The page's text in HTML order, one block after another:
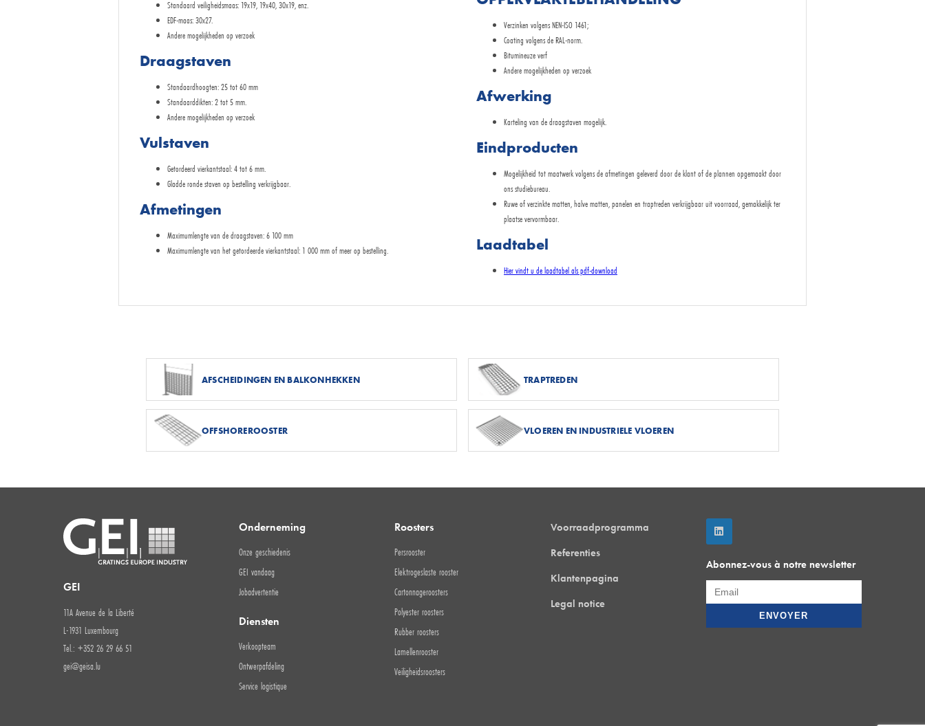
Standaard veiligheidsmaas: 19x19, 19x40, 30x19, enz.
EDF-maas: 30x27.
Andere mogelijkheden op verzoek
Draagstaven
Standaardhoogten: 25 tot 60 mm
Standaarddikten: 2 tot 5 mm.
Andere mogelijkheden op verzoek
Vulstaven
Getordeerd vierkantstaal: 4 tot 6 mm.
Gladde ronde staven op bestelling verkrijgbaar.
Afmetingen
Maximumlengte van de draagstaven: 6 100 mm
Maximumlengte van het getordeerde vierkantstaal: 1 000 mm of meer op bestelling.
Verzinken volgens NEN-ISO 1461;
Coating volgens de RAL-norm.
Bitumineuze verf
Andere mogelijkheden op verzoek
Afwerking
Karteling van de draagstaven mogelijk.
Eindproducten
Mogelijkheid tot maatwerk volgens de afmetingen geleverd door de klant of de plannen opgemaakt door
ons studiebureau.
Ruwe of verzinkte matten, halve matten, panelen en traptreden verkrijgbaar uit voorraad, gemakkelijk ter
plaatse vervormbaar.
Laadtabel
Hier vindt u de laadtabel als pdf-download
AFSCHEIDINGEN EN BALKONHEKKEN TRAPTREDEN
OFFSHOREROOSTER VLOEREN EN INDUSTRIELE VLOEREN
GEI
11A Avenue de la Liberté
L-1931 Luxembourg
Tel.: +352 26 29 66 51
gei@geisa.lu
Onderneming
Onze geschiedenis
GEI vandaag
Jobadvertentie
Diensten
Verkoopteam
Ontwerpafdeling
Service logistique
Roosters
Persrooster
Elektrogeslaste rooster
Cartonnageroosters
Polyester roosters
Rubber roosters
Lamellenrooster
Veiligheidsroosters
Voorraadprogramma
Referenties
Klantenpagina
Legal notice
Abonnez-vous à notre newsletter